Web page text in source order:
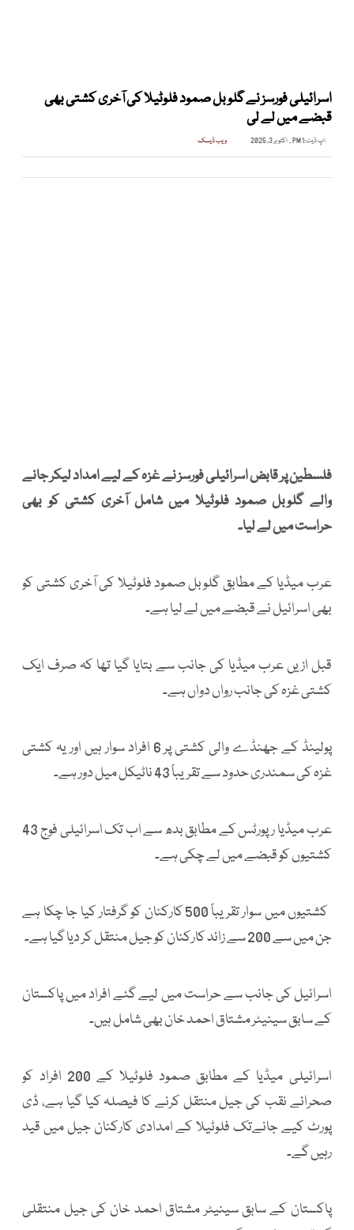
اسرائیلی فورسز نے گلوبل صمود فلوٹیلا کی آخری کشتی بھی
قبضے میں لے لی
اپ ڈیٹ:1 PM , اکتوبر 3, 2025 ویب ڈیسک
فلسطین پر قابض اسرائیلی فورسز نے غزہ کے لیے امداد لیکر جانے
والے گلوبل صمود فلوٹیلا میں شامل آخری کشتی کو بھی
حراست میں لے لیا۔
عرب میڈیا کے مطابق گلوبل صمود فلوٹیلا کی آخری کشتی کو
بھی اسرائیل نے قبضے میں لے لیا ہے۔
قبل ازیں عرب میڈیا کی جانب سے بتایا گیا تھا کہ صرف ایک
کشتی غزہ کی جانب رواں دواں ہے۔
پولینڈ کے جھنڈے والی کشتی پر 6 افراد سوار ہیں اور یہ کشتی
غزہ کی سمندری حدود سے تقریباً 43 ناٹیکل میل دور ہے۔
عرب میڈیا رپورٹس کے مطابق بدھ سے اب تک اسرائیلی فوج 43
کشتیوں کو قبضے میں لے چکی ہے۔
کشتیوں میں سوار تقریباً 500 کارکنان کو گرفتار کیا جا چکا ہے
جن میں سے 200 سے زائد کارکنان کو جیل منتقل کر دیا گیا ہے۔
اسرائیل کی جانب سے حراست میں لیے گئے افراد میں پاکستان
کے سابق سینیٹر مشتاق احمد خان بھی شامل ہیں۔
اسرائیلی میڈیا کے مطابق صمود فلوٹیلا کے 200 افراد کو
صحرائے نقب کی جیل منتقل کرنے کا فیصلہ کیا گیا ہے، ڈی
پورٹ کیے جانےتک فلوٹیلا کے امدادی کارکنان جیل میں قید
رہیں گے۔
پاکستان کے سابق سینیٹر مشتاق احمد خان کی جیل منتقلی